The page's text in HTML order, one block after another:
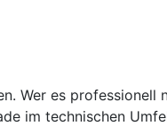
Wer es
im technischen